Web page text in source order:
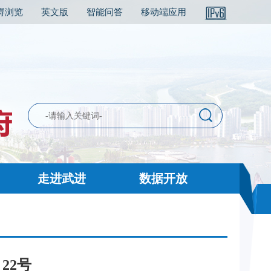
浏览 英文版 智能问答 移动端应用
走进武进 数据开放
号